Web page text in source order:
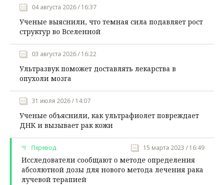
04 августа 2026 / 16:37
Ученые выяснили, что темная сила подавляет рост
структур во Вселенной
03 августа 2026 / 16:22
Ультразвук поможет доставлять лекарства в
опухоли мозга
31 июля 2026 / 14:07
Ученые объяснили, как ультрафиолет повреждает
ДНК и вызывает рак кожи
Перевод 15 марта 2023 / 16:49
Исследователи сообщают о методе определения
абсолютной дозы для нового метода лечения рака
лучевой терапией